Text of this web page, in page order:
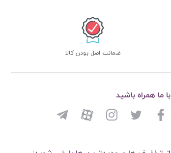
ضمانت اصل بودن کالا
با ما همراه باشید